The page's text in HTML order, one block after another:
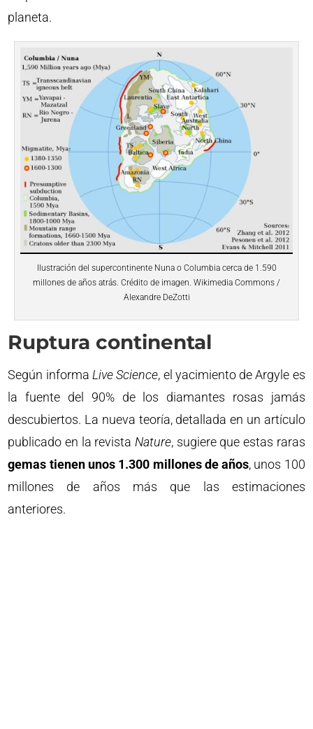
planeta.
Ilustración del supercontinente Nuna o Columbia cerca de 1.590
millones de años atrás. Crédito de imagen. Wikimedia Commons /
Alexandre DeZotti
Ruptura continental
Según informa Live Science, el yacimiento de Argyle es
la fuente del 90% de los diamantes rosas jamás
descubiertos. La nueva teoría, detallada en un artículo
publicado en la revista Nature, sugiere que estas raras
gemas tienen unos 1.300 millones de años, unos 100
millones de años más que las estimaciones
anteriores.